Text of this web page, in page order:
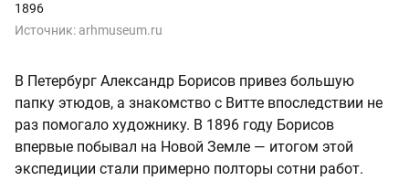
1896
Источник: arhmuseum.ru
В Петербург Александр Борисов привез большую
папку этюдов, а знакомство с Витте впоследствии не
раз помогало художнику. В 1896 году Борисов
впервые побывал на Новой Земле — итогом этой
экспедиции стали примерно полторы сотни работ.